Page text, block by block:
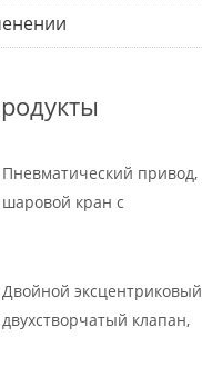
Пневматический привод,
шаровой кран с
корпус A105, API6D
Двойной эксцентриковый
двухстворчатый клапан,